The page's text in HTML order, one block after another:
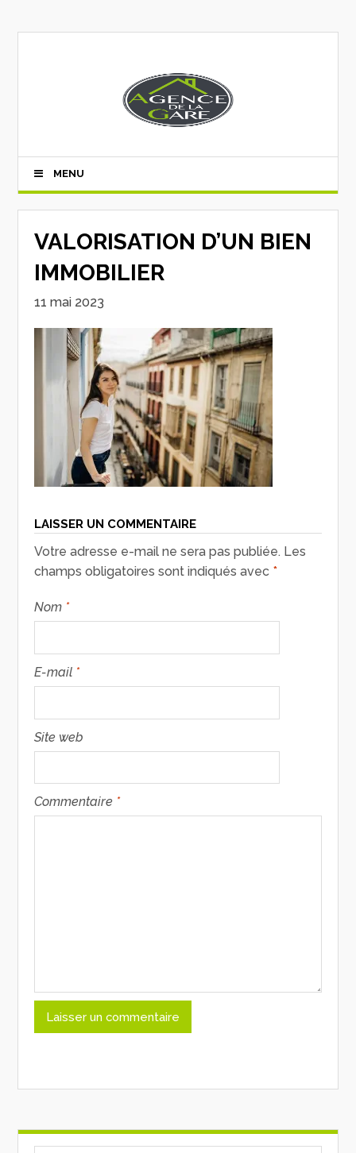
MENU
VALORISATION D’UN BIEN
IMMOBILIER
11 mai 2023
LAISSER UN COMMENTAIRE
Votre adresse e-mail ne sera pas publiée. Les
champs obligatoires sont indiqués avec *
Nom *
E-mail *
Site web
Commentaire *